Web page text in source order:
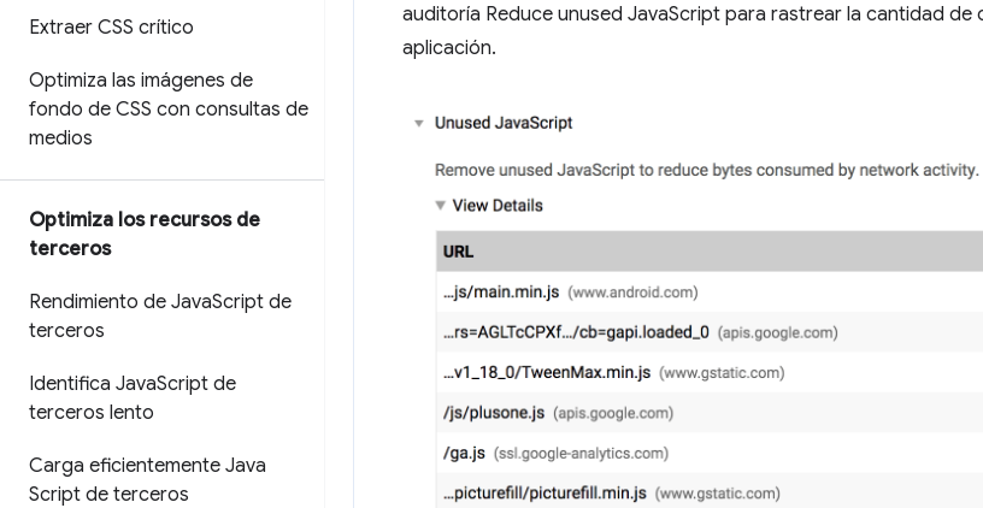
Extraer CSS crítico
Optimiza las imágenes de
fondo de CSS con consultas de
medios
Optimiza los recursos de
terceros
Rendimiento de JavaScript de
terceros
Identifica JavaScript de
terceros lento
Carga eficientemente Java
Script de terceros
auditoría Reduce unused JavaScript para rastrear la cantidad de
aplicación.